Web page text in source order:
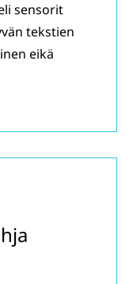
sensorit
tekstien
eikä